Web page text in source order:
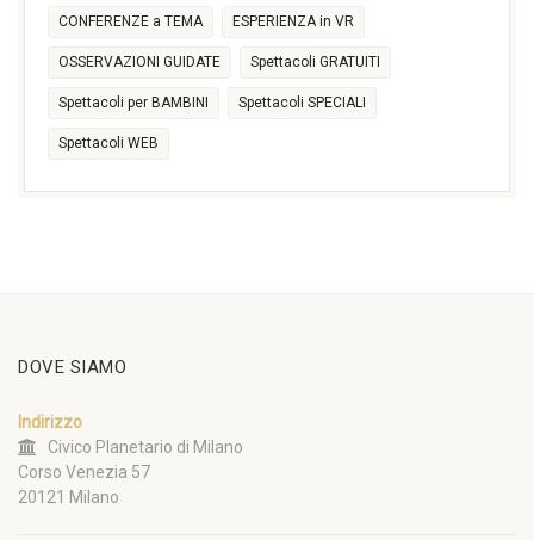
CONFERENZE a TEMA ESPERIENZA in VR
OSSERVAZIONI GUIDATE Spettacoli GRATUITI
Spettacoli per BAMBINI Spettacoli SPECIALI
Spettacoli WEB
DOVE SIAMO
Indirizzo
Civico Planetario di Milano
Corso Venezia 57
20121 Milano